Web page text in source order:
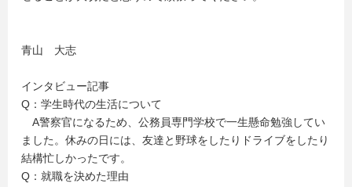
青山 大志
インタビュー記事
Q：学生時代の生活について
A警察官になるため、公務員専門学校で一生懸命勉強してい
ました。休みの日には、友達と野球をしたりドライブをしたり
結構忙しかったです。
Q：就職を決めた理由